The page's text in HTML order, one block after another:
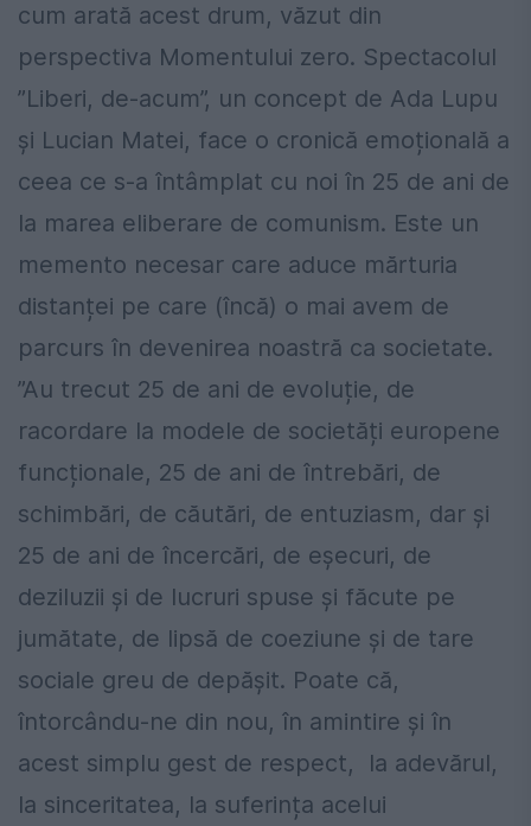
cum arată acest drum, văzut din
perspectiva Momentului zero. Spectacolul
”Liberi, de-acum”, un concept de Ada Lupu
și Lucian Matei, face o cronică emoțională a
ceea ce s-a întâmplat cu noi în 25 de ani de
la marea eliberare de comunism. Este un
memento necesar care aduce mărturia
distanței pe care (încă) o mai avem de
parcurs în devenirea noastră ca societate.
”Au trecut 25 de ani de evoluție, de
racordare la modele de societăți europene
funcționale, 25 de ani de întrebări, de
schimbări, de căutări, de entuziasm, dar și
25 de ani de încercări, de eșecuri, de
deziluzii și de lucruri spuse și făcute pe
jumătate, de lipsă de coeziune și de tare
sociale greu de depășit. Poate că,
întorcându-ne din nou, în amintire și în
acest simplu gest de respect, la adevărul,
la sinceritatea, la suferința acelui